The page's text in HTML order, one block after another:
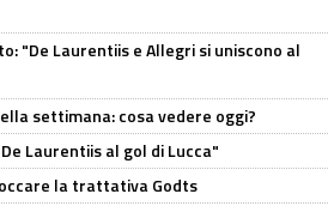
"De Laurentiis e Allegri si uniscono al
settimana: cosa vedere oggi?
Laurentiis al gol di Lucca"
la trattativa Godts